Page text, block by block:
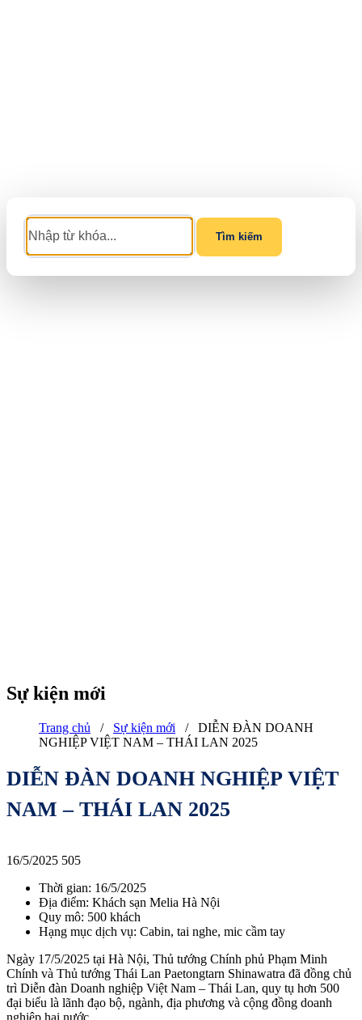
Tìm kiếm
Sự kiện mới
Trang chủ / Sự kiện mới / DIỄN ĐÀN DOANH
NGHIỆP VIỆT NAM – THÁI LAN 2025
DIỄN ĐÀN DOANH NGHIỆP VIỆT
NAM – THÁI LAN 2025
16/5/2025 505
Thời gian: 16/5/2025
Địa điểm: Khách sạn Melia Hà Nội
Quy mô: 500 khách
Hạng mục dịch vụ: Cabin, tai nghe, mic cầm tay
Ngày 17/5/2025 tại Hà Nội, Thủ tướng Chính phủ Phạm Minh
Chính và Thủ tướng Thái Lan Paetongtarn Shinawatra đã đồng chủ
trì Diễn đàn Doanh nghiệp Việt Nam – Thái Lan, quy tụ hơn 500
đại biểu là lãnh đạo bộ, ngành, địa phương và cộng đồng doanh
nghiệp hai nước.